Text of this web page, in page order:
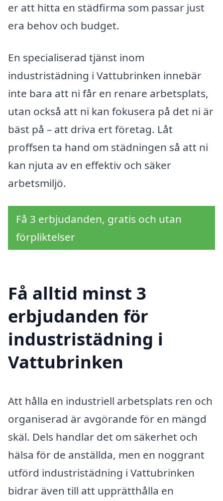
er att hitta en städfirma som passar just
era behov och budget.
En specialiserad tjänst inom
industristädning i Vattubrinken innebär
inte bara att ni får en renare arbetsplats,
utan också att ni kan fokusera på det ni är
bäst på – att driva ert företag. Låt
proffsen ta hand om städningen så att ni
kan njuta av en effektiv och säker
arbetsmiljö.
Få 3 erbjudanden, gratis och utan
förpliktelser
Få alltid minst 3
erbjudanden för
industristädning i
Vattubrinken
Att hålla en industriell arbetsplats ren och
organiserad är avgörande för en mängd
skäl. Dels handlar det om säkerhet och
hälsa för de anställda, men en noggrant
utförd industristädning i Vattubrinken
bidrar även till att upprätthålla en